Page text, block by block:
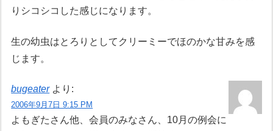
りシコシコした感じになります。
生の幼虫はとろりとしてクリーミーでほのかな甘みを感
じます。
bugeater より:
2006年9月7日 9:15 PM
よもぎたさん他、会員のみなさん、10月の例会に